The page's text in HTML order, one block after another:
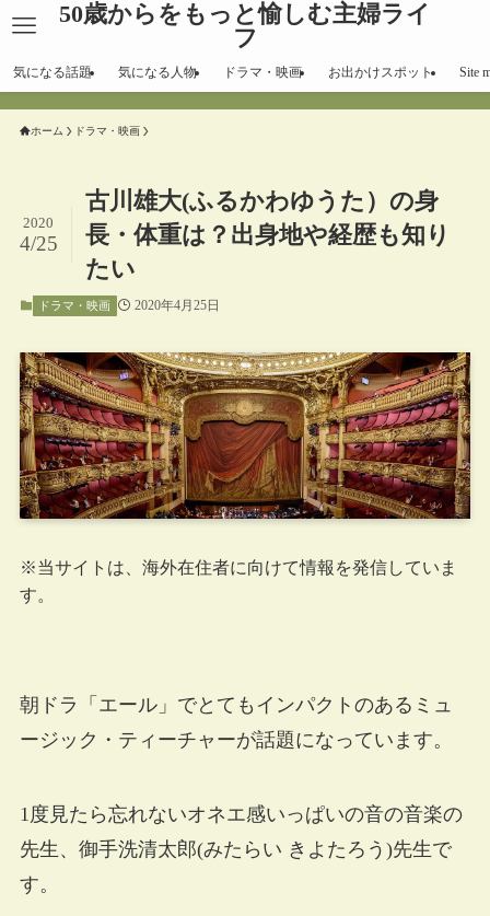
50歳からをもっと愉しむ主婦ライ
フ
気になる話題 気になる人物 ドラマ・映画 お出かけスポット Site
ホーム ドラマ・映画
古川雄大(ふるかわゆうた）の身
長・体重は？出身地や経歴も知り
たい
2020
4/25
ドラマ・映画 2020年4月25日
※当サイトは、海外在住者に向けて情報を発信していま
す。
朝ドラ「エール」でとてもインパクトのあるミュ
ージック・ティーチャーが話題になっています。
1度見たら忘れないオネエ感いっぱいの音の音楽の
先生、御手洗清太郎(みたらい きよたろう)先生で
す。